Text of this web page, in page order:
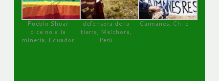
Pueblo Shuar
dice no a la
minería, Ecuador
defensora de la
tierra, Melchora,
Perú
Caimanes, Chile